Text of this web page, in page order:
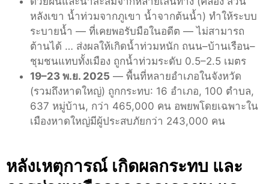
หลังเขา น้ำท่วมจากภูเขา น้ำจากต้นน้ำ) ทำให้ระบบ
ระบายน้ำ — ที่เคยพอรับมือในอดีต — ไม่สามารถ
ต้านได้ … ส่งผลให้เกิดน้ำท่วมหนัก ถนน–บ้านเรือน–
ชุมชนแทบทั้งเมือง ถูกน้ำท่วมระดับ 0.5–2.5 เมตร
19–23 พ.ย. 2025 — พื้นที่หลายอำเภอในจังหวัด
(รวมถึงหาดใหญ่) ถูกกระทบ: 16 อำเภอ, 100 ตำบล,
637 หมู่บ้าน, กว่า 465,000 คน อพยพโดยเฉพาะใน
เมืองหาดใหญ่มีผู้ประสบภัยกว่า 243,000 คน
หลังเหตุการณ์ เกิดผลกระทบ และ